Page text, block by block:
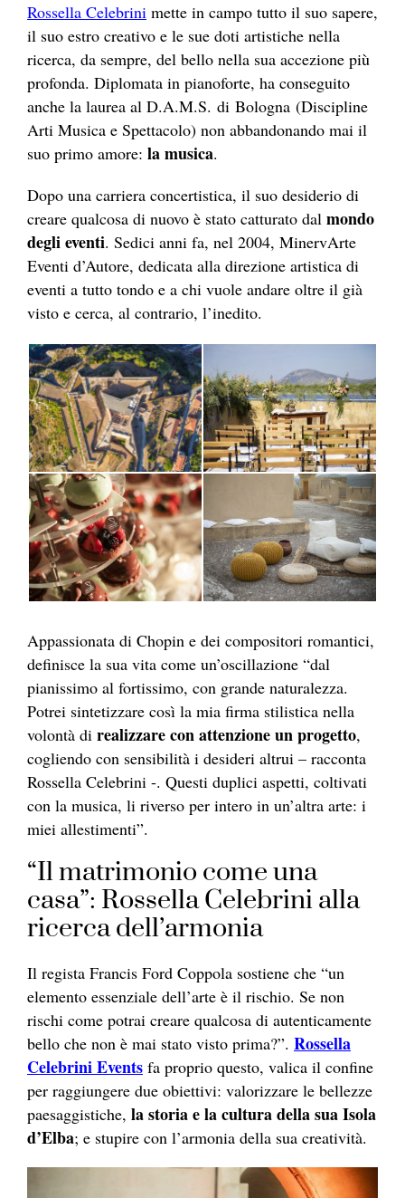
Rossella Celebrini mette in campo tutto il suo sapere,
il suo estro creativo e le sue doti artistiche nella
ricerca, da sempre, del bello nella sua accezione più
profonda. Diplomata in pianoforte, ha conseguito
anche la laurea al D.A.M.S. di Bologna (Discipline
Arti Musica e Spettacolo) non abbandonando mai il
suo primo amore: la musica.
Dopo una carriera concertistica, il suo desiderio di
creare qualcosa di nuovo è stato catturato dal mondo
degli eventi. Sedici anni fa, nel 2004, MinervArte
Eventi d’Autore, dedicata alla direzione artistica di
eventi a tutto tondo e a chi vuole andare oltre il già
visto e cerca, al contrario, l’inedito.
Appassionata di Chopin e dei compositori romantici,
definisce la sua vita come un’oscillazione “dal
pianissimo al fortissimo, con grande naturalezza.
Potrei sintetizzare così la mia firma stilistica nella
volontà di realizzare con attenzione un progetto,
cogliendo con sensibilità i desideri altrui – racconta
Rossella Celebrini -. Questi duplici aspetti, coltivati
con la musica, li riverso per intero in un’altra arte: i
miei allestimenti”.
“Il matrimonio come una
casa”: Rossella Celebrini alla
ricerca dell’armonia
Il regista Francis Ford Coppola sostiene che “un
elemento essenziale dell’arte è il rischio. Se non
rischi come potrai creare qualcosa di autenticamente
bello che non è mai stato visto prima?”. Rossella
Celebrini Events fa proprio questo, valica il confine
per raggiungere due obiettivi: valorizzare le bellezze
paesaggistiche, la storia e la cultura della sua Isola
d’Elba; e stupire con l’armonia della sua creatività.